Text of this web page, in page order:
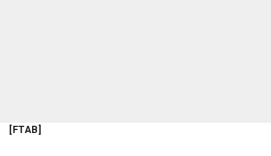
[FTAB]